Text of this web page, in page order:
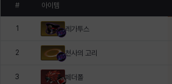
# 아이템
1 레가투스
2 천사의 고리
3 페더폴